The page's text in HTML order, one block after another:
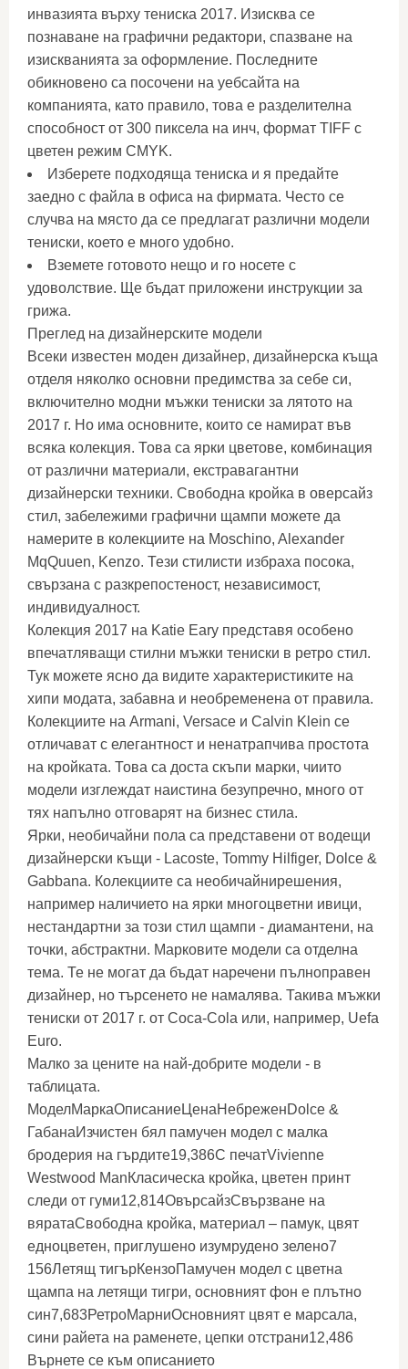
инвазията върху тениска 2017. Изисква се
познаване на графични редактори, спазване на
изискванията за оформление. Последните
обикновено са посочени на уебсайта на
компанията, като правило, това е разделителна
способност от 300 пиксела на инч, формат TIFF с
цветен режим CMYK.
Изберете подходяща тениска и я предайте
заедно с файла в офиса на фирмата. Често се
случва на място да се предлагат различни модели
тениски, което е много удобно.
Вземете готовото нещо и го носете с
удоволствие. Ще бъдат приложени инструкции за
грижа.
Преглед на дизайнерските модели
Всеки известен моден дизайнер, дизайнерска къща
отделя няколко основни предимства за себе си,
включително модни мъжки тениски за лятото на
2017 г. Но има основните, които се намират във
всяка колекция. Това са ярки цветове, комбинация
от различни материали, екстравагантни
дизайнерски техники. Свободна кройка в оверсайз
стил, забележими графични щампи можете да
намерите в колекциите на Moschino, Alexander
MqQuuen, Kenzo. Тези стилисти избраха посока,
свързана с разкрепостеност, независимост,
индивидуалност.
Колекция 2017 на Katie Eary представя особено
впечатляващи стилни мъжки тениски в ретро стил.
Тук можете ясно да видите характеристиките на
хипи модата, забавна и необременена от правила.
Колекциите на Armani, Versace и Calvin Klein се
отличават с елегантност и ненатрапчива простота
на кройката. Това са доста скъпи марки, чиито
модели изглеждат наистина безупречно, много от
тях напълно отговарят на бизнес стила.
Ярки, необичайни пола са представени от водещи
дизайнерски къщи - Lacoste, Tommy Hilfiger, Dolce &
Gabbana. Колекциите са необичайнирешения,
например наличието на ярки многоцветни ивици,
нестандартни за този стил щампи - диамантени, на
точки, абстрактни. Марковите модели са отделна
тема. Те не могат да бъдат наречени пълноправен
дизайнер, но търсенето не намалява. Такива мъжки
тениски от 2017 г. от Coca-Cola или, например, Uefa
Euro.
Малко за цените на най-добрите модели - в
таблицата.
МоделМаркаОписаниеЦенаНебреженDolce &
ГабанаИзчистен бял памучен модел с малка
бродерия на гърдите19,386С печатVivienne
Westwood ManКласическа кройка, цветен принт
следи от гуми12,814ОвърсайзСвързване на
вяратаСвободна кройка, материал – памук, цвят
едноцветен, приглушено изумрудено зелено7
156Летящ тигърКензоПамучен модел с цветна
щампа на летящи тигри, основният фон е плътно
син7,683РетроМарниОсновният цвят е марсала,
сини райета на раменете, цепки отстрани12,486
Върнете се към описанието